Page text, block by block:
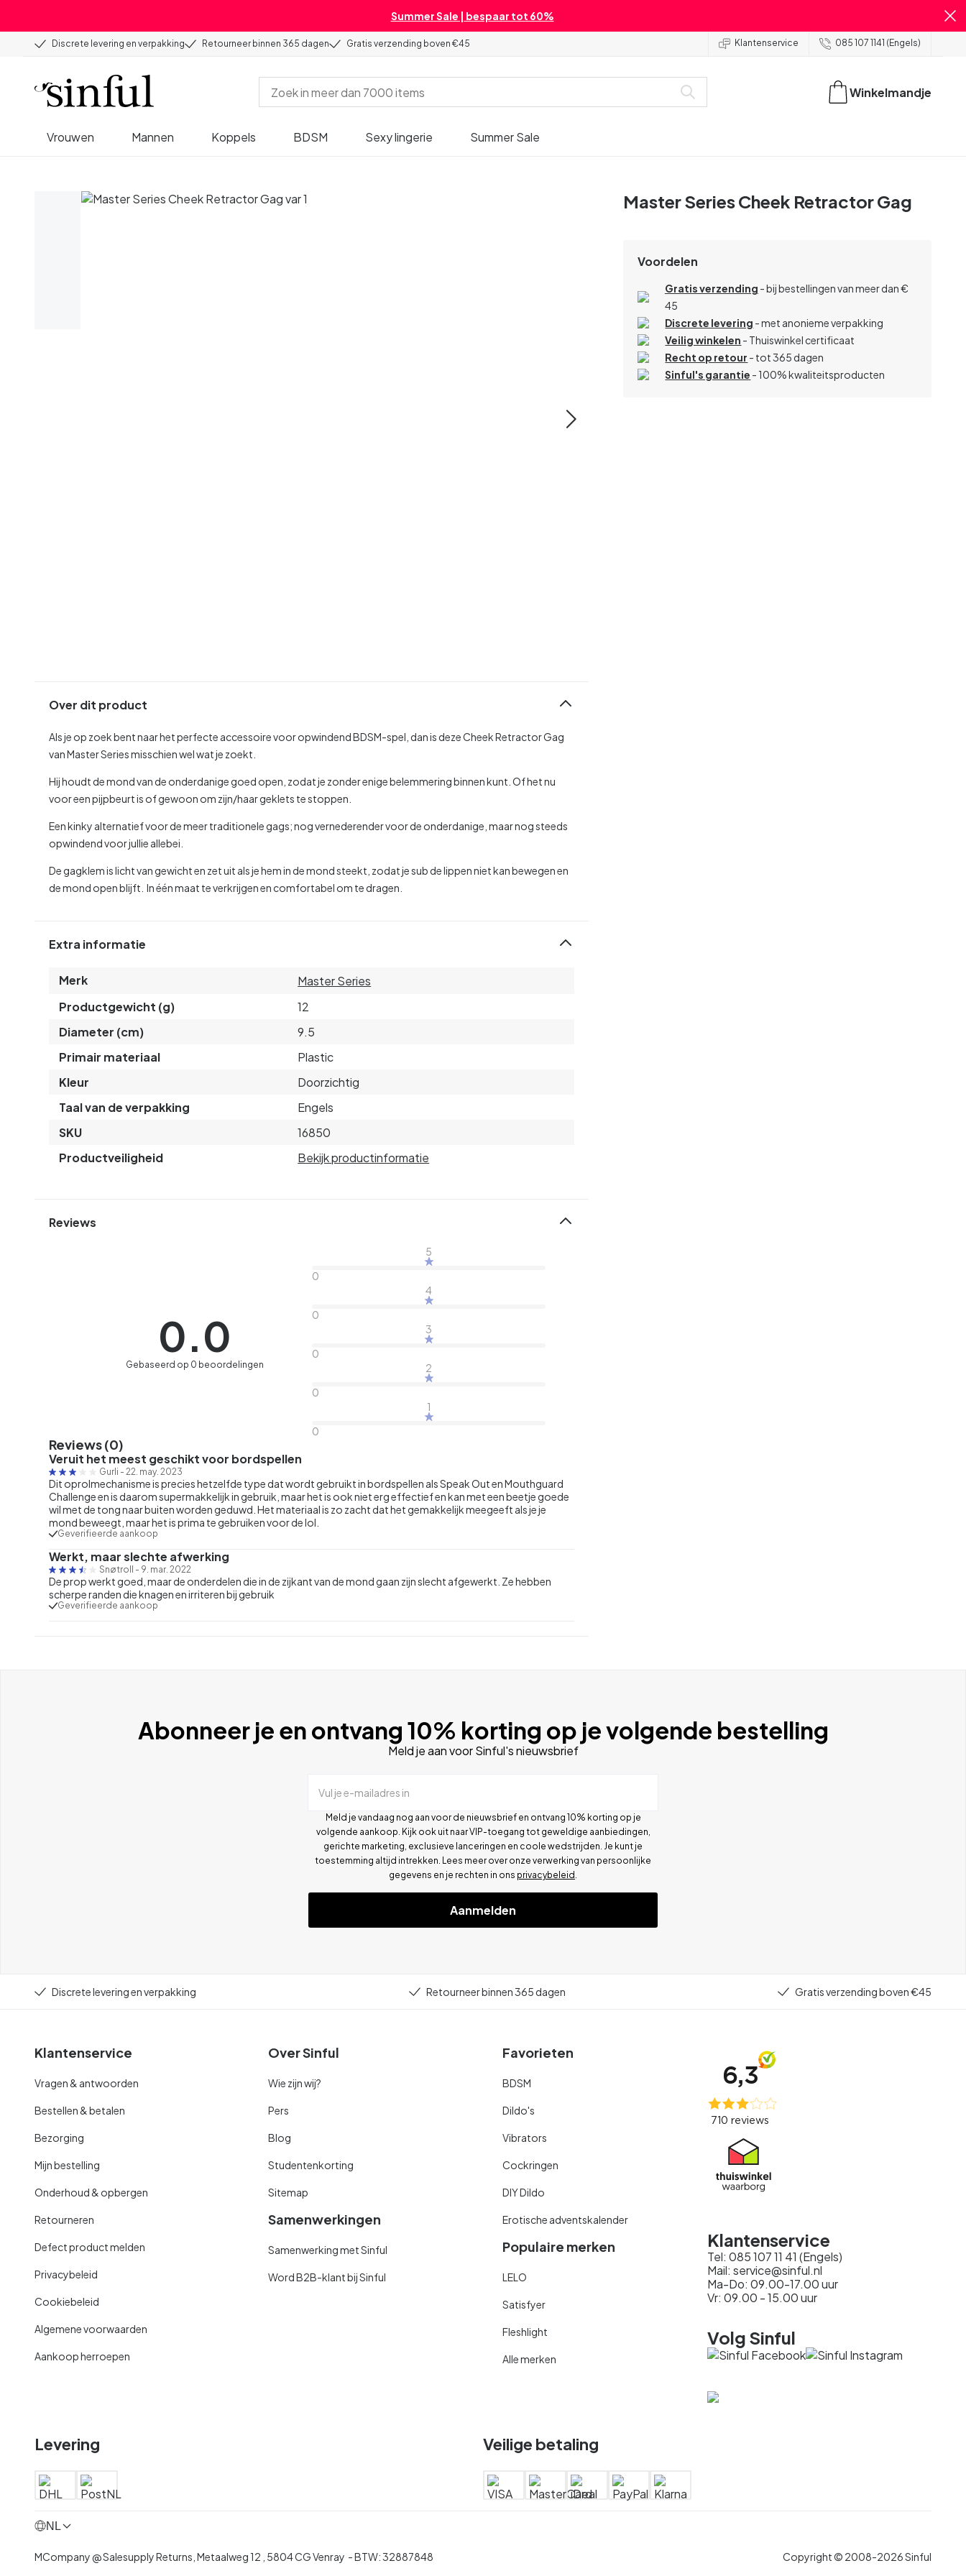
Summer Sale | bespaar tot 60%
Discrete levering en verpakking Retourneer binnen 365 dagen Gratis verzending boven €45 Klantenservice 085 107 1141 (Engels)
Vrouwen Mannen Koppels BDSM Sexy lingerie Summer Sale
Winkelmandje
Master Series Cheek Retractor Gag
Voordelen
Gratis verzending - bij bestellingen van meer dan €
45
Discrete levering - met anonieme verpakking
Veilig winkelen - Thuiswinkel certificaat
Recht op retour - tot 365 dagen
Sinful's garantie - 100% kwaliteitsproducten
Over dit product
Als je op zoek bent naar het perfecte accessoire voor opwindend BDSM-spel, dan is deze Cheek Retractor Gag
van Master Series misschien wel wat je zoekt.
Hij houdt de mond van de onderdanige goed open, zodat je zonder enige belemmering binnen kunt. Of het nu
voor een pijpbeurt is of gewoon om zijn/haar geklets te stoppen.
Een kinky alternatief voor de meer traditionele gags; nog vernederender voor de onderdanige, maar nog steeds
opwindend voor jullie allebei.
De gagklem is licht van gewicht en zet uit als je hem in de mond steekt, zodat je sub de lippen niet kan bewegen en
de mond open blijft. In één maat te verkrijgen en comfortabel om te dragen.
Extra informatie
Merk
Master Series
Productgewicht (g)
12
Diameter (cm)
9.5
Primair materiaal
Plastic
Kleur
Doorzichtig
Taal van de verpakking
Engels
SKU
16850
Productveiligheid
Bekijk productinformatie
Reviews
0.0
Gebaseerd op 0 beoordelingen
5
0
4
0
3
0
2
0
1
0
Reviews (0)
Veruit het meest geschikt voor bordspellen
Gurli - 22. may. 2023
Dit oprolmechanisme is precies hetzelfde type dat wordt gebruikt in bordspellen als Speak Out en Mouthguard
Challenge en is daarom supermakkelijk in gebruik, maar het is ook niet erg effectief en kan met een beetje goede
wil met de tong naar buiten worden geduwd. Het materiaal is zo zacht dat het gemakkelijk meegeeft als je je
mond beweegt, maar het is prima te gebruiken voor de lol.
Geverifieerde aankoop
Werkt, maar slechte afwerking
Snøtroll - 9. mar. 2022
De prop werkt goed, maar de onderdelen die in de zijkant van de mond gaan zijn slecht afgewerkt. Ze hebben
scherpe randen die knagen en irriteren bij gebruik
Geverifieerde aankoop
Abonneer je en ontvang 10% korting op je volgende bestelling
Meld je aan voor Sinful's nieuwsbrief
Vul je e-mailadres in
Meld je vandaag nog aan voor de nieuwsbrief en ontvang 10% korting op je
volgende aankoop. Kijk ook uit naar VIP-toegang tot geweldige aanbiedingen,
gerichte marketing, exclusieve lanceringen en coole wedstrijden. Je kunt je
toestemming altijd intrekken. Lees meer over onze verwerking van persoonlijke
gegevens en je rechten in ons privacybeleid
Aanmelden
Discrete levering en verpakking Retourneer binnen 365 dagen Gratis verzending boven €45
Klantenservice
Vragen & antwoorden
Bestellen & betalen
Bezorging
Mijn bestelling
Onderhoud & opbergen
Retourneren
Defect product melden
Privacybeleid
Cookiebeleid
Algemene voorwaarden
Aankoop herroepen
Over Sinful
Wie zijn wij?
Pers
Blog
Studentenkorting
Sitemap
Samenwerkingen
Samenwerking met Sinful
Word B2B-klant bij Sinful
Favorieten
BDSM
Dildo's
Vibrators
Cockringen
DIY Dildo
Erotische adventskalender
Populaire merken
LELO
Satisfyer
Fleshlight
Alle merken
Klantenservice
Tel: 085 107 11 41 (Engels)
Mail: service@sinful.nl
Ma-Do: 09.00-17.00 uur
Vr: 09.00 - 15.00 uur
Volg Sinful
Levering Veilige betaling
NL
MCompany @ Salesupply Returns, Metaalweg 12 5804 CG Venray - BTW:32887848 Copyright © 2008-2026 Sinful